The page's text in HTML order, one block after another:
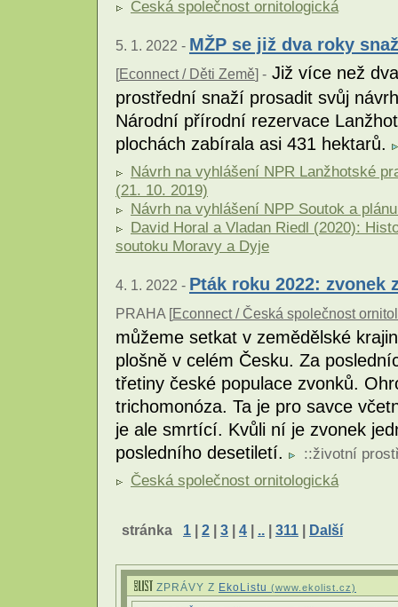
Česká společnost ornitologická
5. 1. 2022 - MŽP se již dva roky
[Econnect / Děti Země] - Již více než
prostřední snaží prosadit svůj
Národní přírodní rezervace
plochách zabírala asi 431 hektarů.
Návrh na vyhlášení NPR Lanžhotské
(21. 10. 2019)
Návrh na vyhlášení NPP Soutok a
David Horal a Vladan Riedl (2020):
soutoku Moravy a Dyje
4. 1. 2022 - Pták roku 2022: zvonek
PRAHA [Econnect / Česká společnost
můžeme setkat v zemědělské
plošně v celém Česku. Za
třetiny české populace zvonků.
trichomonóza. Ta je pro savce
je ale smrtící. Kvůli ní je zvonek
posledního desetiletí.
::životní
Česká společnost ornitologická
stránka 1 | 2 | 3 | 4 | .. | 311 | Další
ZPRÁVY Z EkoListu (www.ekolist.cz)